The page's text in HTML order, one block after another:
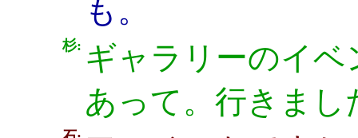
も。
杉: ギャラリーのイ
あって。行きま